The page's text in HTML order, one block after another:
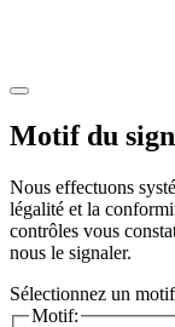
Motif du
Nous effectuons
légalité et la
contrôles vous
nous le signaler.
Sélectionnez un
Motif: